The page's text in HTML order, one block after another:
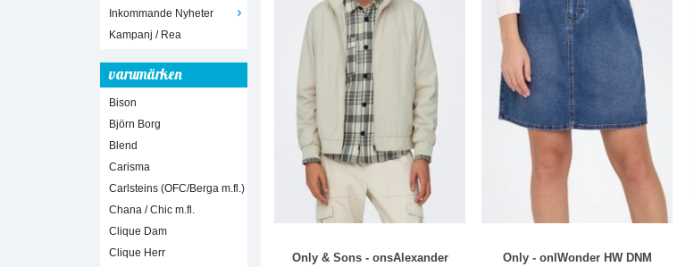
Inkommande Nyheter
Kampanj / Rea
varumärken
Bison
Björn Borg
Blend
Carisma
Carlsteins (OFC/Berga m.fl.)
Chana / Chic m.fl.
Clique Dam
Clique Herr
Only & Sons - onsAlexander
Only - onlWonder HW DNM